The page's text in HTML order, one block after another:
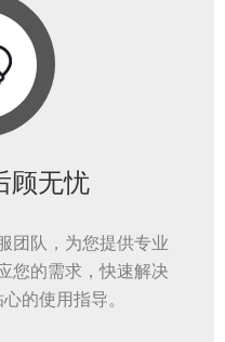
顾无忧
团队，为您提供专业
您的需求，快速解决
的使用指导。